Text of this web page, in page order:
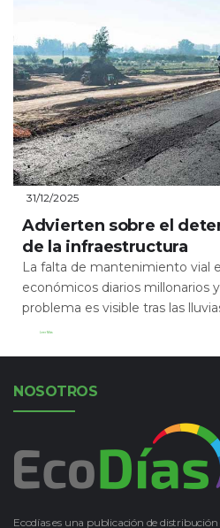
31/12/2025
Advierten sobre el
de la infraestructura
La falta de mantenimiento vial
económicos diarios millonarios
problema es visible tras las
Leer Más
NOSOTROS
Ecodías es una publicación de